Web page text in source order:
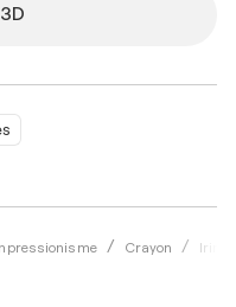
Crayon Irina